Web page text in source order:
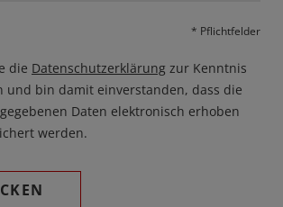
* Pflichtfelder
die Datenschutzerklärung zur Kenntnis
und bin damit einverstanden, dass die
Daten elektronisch erhoben
werden.